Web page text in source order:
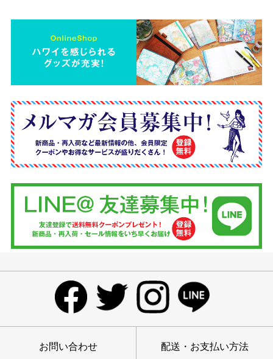
お問い合わせ 配送・お支払い方法